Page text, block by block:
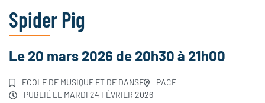
Spider Pig
Le 20 mars 2026 de 20h30 à 21h00
ECOLE DE MUSIQUE ET DE DANSE
PACÉ
PUBLIÉ LE MARDI 24 FÉVRIER 2026